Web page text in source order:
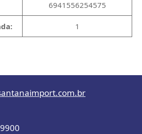
6941556254575
1